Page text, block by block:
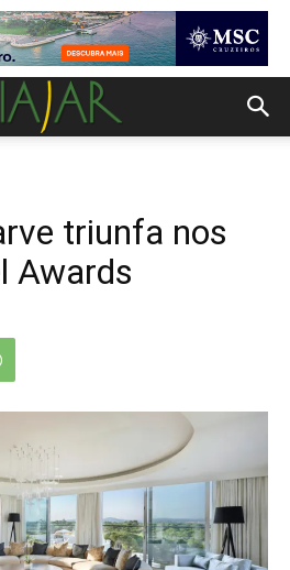
triunfa nos
Awards